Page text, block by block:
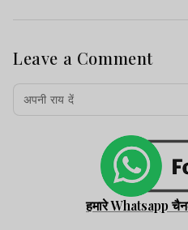
Leave a Comment
हमारे Whatsapp